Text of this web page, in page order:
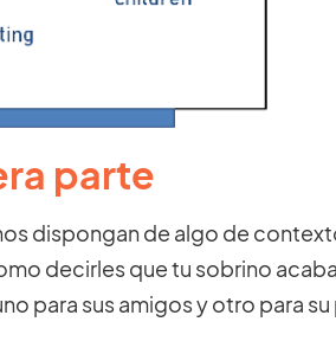
parte
dispongan de algo de
decirles que tu sobrino
para sus amigos y otro para